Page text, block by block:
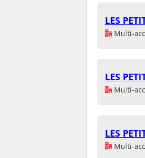
LES
Multi-
LES
Multi-
LES
Multi-